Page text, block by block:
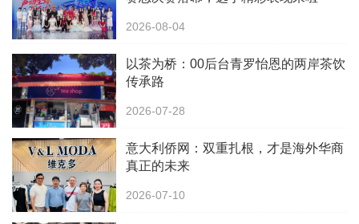
2026-08-04
以茶为桥：00后台青罗怡恩的两岸茶饮
传承路
2026-07-28
意大利侨网：双重扎根，才是海外华商
真正的未来
2026-07-10